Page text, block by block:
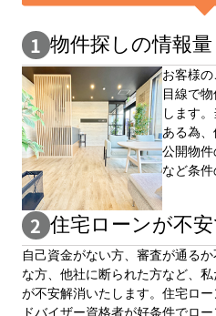
物件探しの情報
お客様
目線で
します
ある為
公開物件
など条件
住宅ローンが不
自⼰資⾦がない⽅、審査が通る
な⽅、他社に断られた⽅など、私
が不安解消いたします。住宅ロー
ドバイザー資格者が好条件でロー